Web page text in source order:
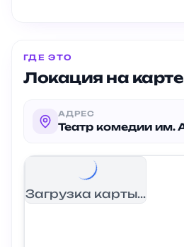
ГДЕ ЭТО
Локация на карте
АДРЕС
Загрузка карты...